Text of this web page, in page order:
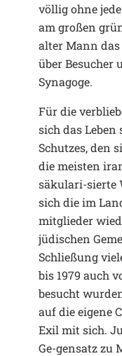
völlig ohne
am großen
alter Mann
über Besucher
Synagoge.
Für die
sich das
Schutzes, den
die meisten
säkulari-sierte
sich die im
mitglieder
jüdischen
Schließung
bis 1979 auch
besucht
auf die eigene
Exil mit sich.
Ge-gensatz zu